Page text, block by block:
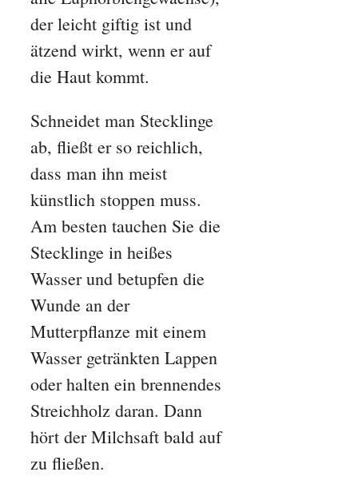
der leicht giftig ist und
ätzend wirkt, wenn er auf
die Haut kommt.
Schneidet man Stecklinge
ab, fließt er so reichlich,
dass man ihn meist
künstlich stoppen muss.
Am besten tauchen Sie die
Stecklinge in heißes
Wasser und betupfen die
Wunde an der
Mutterpflanze mit einem
Wasser getränkten Lappen
oder halten ein brennendes
Streichholz daran. Dann
hört der Milchsaft bald auf
zu fließen.